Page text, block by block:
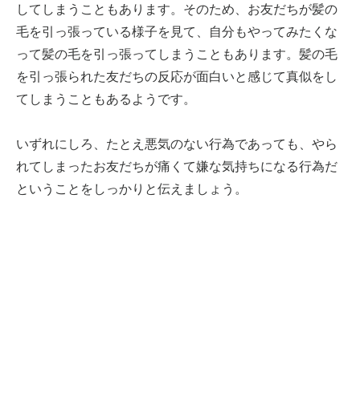
してしまうこともあります。そのため、お友だちが髪の
毛を引っ張っている様子を見て、自分もやってみたくな
って髪の毛を引っ張ってしまうこともあります。髪の毛
を引っ張られた友だちの反応が面白いと感じて真似をし
てしまうこともあるようです。
いずれにしろ、たとえ悪気のない行為であっても、やら
れてしまったお友だちが痛くて嫌な気持ちになる行為だ
ということをしっかりと伝えましょう。